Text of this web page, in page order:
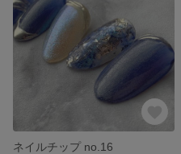
ネイルチップ no.16